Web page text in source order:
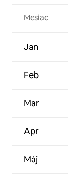
Mesiac
Jan
Feb
Mar
Apr
Máj